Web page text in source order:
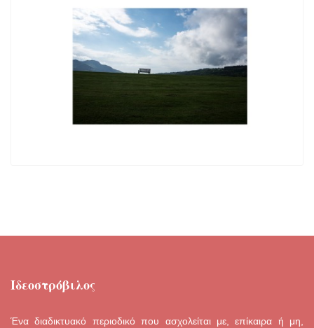
Ιδεοστρόβιλος
Ένα διαδικτυακό περιοδικό που ασχολείται με, επίκαιρα ή μη,